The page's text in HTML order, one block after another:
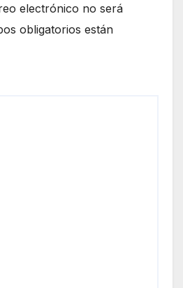
electrónico no será
obligatorios están